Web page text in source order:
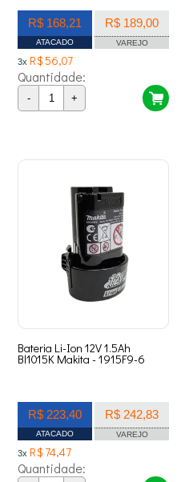
R$ 168,21
ATACADO
R$ 189,00
VAREJO
3x R$ 56,07
Quantidade:
- +
Bateria Li-Ion 12V 1.5Ah
Bl1015K Makita - 1915F9-6
R$ 223,40
ATACADO
R$ 242,83
VAREJO
3x R$ 74,47
Quantidade: